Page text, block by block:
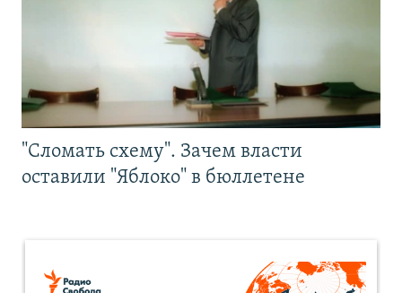
"Сломать схему". Зачем власти
оставили "Яблоко" в бюллетене